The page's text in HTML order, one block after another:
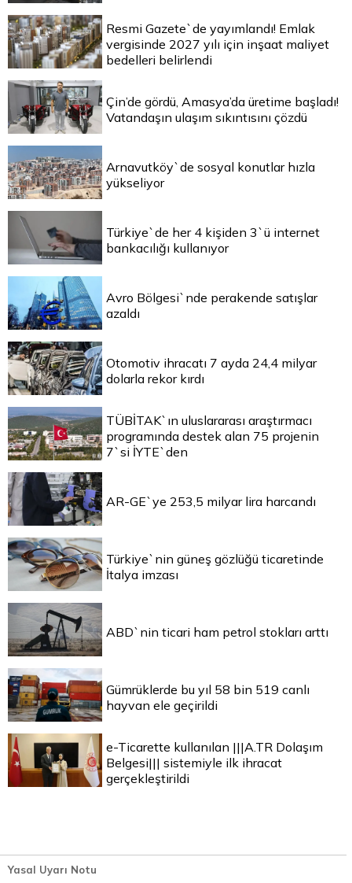
Resmi Gazete`de yayımlandı! Emlak
vergisinde 2027 yılı için inşaat maliyet
bedelleri belirlendi
Çin’de gördü, Amasya’da üretime başladı!
Vatandaşın ulaşım sıkıntısını çözdü
Arnavutköy`de sosyal konutlar hızla
yükseliyor
Türkiye`de her 4 kişiden 3`ü internet
bankacılığı kullanıyor
Avro Bölgesi`nde perakende satışlar
azaldı
Otomotiv ihracatı 7 ayda 24,4 milyar
dolarla rekor kırdı
TÜBİTAK`ın uluslararası araştırmacı
programında destek alan 75 projenin
7`si İYTE`den
AR-GE`ye 253,5 milyar lira harcandı
Türkiye`nin güneş gözlüğü ticaretinde
İtalya imzası
ABD`nin ticari ham petrol stokları arttı
Gümrüklerde bu yıl 58 bin 519 canlı
hayvan ele geçirildi
e-Ticarette kullanılan |||A.TR Dolaşım
Belgesi||| sistemiyle ilk ihracat
gerçekleştirildi
Yasal Uyarı Notu